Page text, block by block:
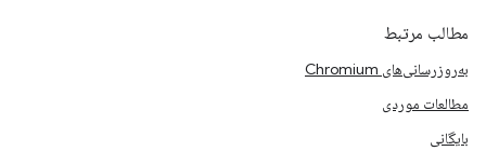
مطالب مرتبط
به‌روزرسانی‌های Chromium
مطالعات موردی
بایگانی